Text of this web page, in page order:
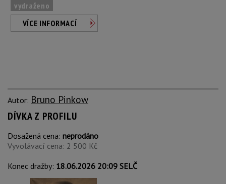
vydraženo
VÍCE INFORMACÍ
Autor: Bruno Pinkow
DÍVKA Z PROFILU
Dosažená cena: neprodáno
Vyvolávací cena: 2 500 Kč
Konec dražby: 18.06.2026 20:09 SELČ